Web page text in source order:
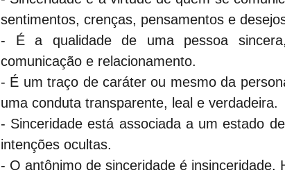
sentimentos, crenças, pensamentos e
- É a qualidade de uma pessoa
comunicação e relacionamento.
- É um traço de caráter ou mesmo da
uma conduta transparente, leal e verdadeira.
- Sinceridade está associada a um estado
intenções ocultas.
- O antônimo de sinceridade é insinceridade.